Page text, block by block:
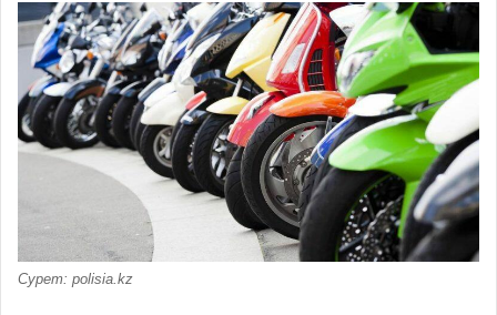
Сурет: polisia.kz